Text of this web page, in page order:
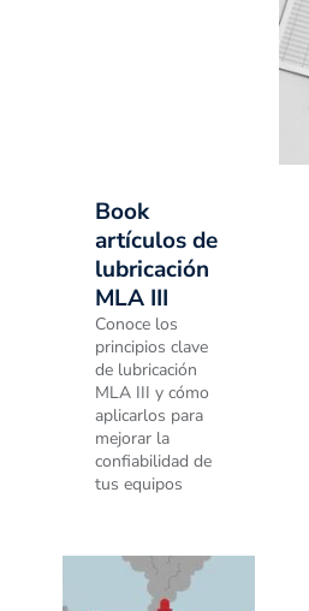
Book
artículos de
lubricación
MLA III
Conoce los
principios clave
de lubricación
MLA III y cómo
aplicarlos para
mejorar la
confiabilidad de
tus equipos